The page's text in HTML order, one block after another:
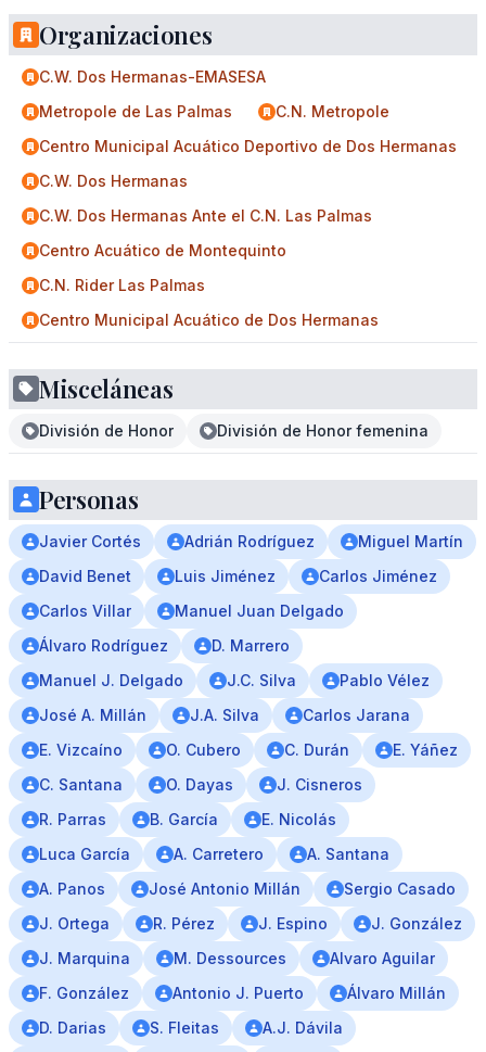
Organizaciones
C.W. Dos Hermanas-EMASESA
Metropole de Las Palmas
C.N. Metropole
Centro Municipal Acuático Deportivo de Dos Hermanas
C.W. Dos Hermanas
C.W. Dos Hermanas Ante el C.N. Las Palmas
Centro Acuático de Montequinto
C.N. Rider Las Palmas
Centro Municipal Acuático de Dos Hermanas
Misceláneas
División de Honor División de Honor femenina
Personas
Javier Cortés Adrián Rodríguez
Miguel Martín
David Benet
Luis Jiménez
Carlos Jiménez
Carlos Villar
Manuel Juan Delgado
Álvaro Rodríguez
D. Marrero
Manuel J. Delgado
J.C. Silva
Pablo Vélez
José A. Millán
J.A. Silva
Carlos Jarana
E. Vizcaíno
O. Cubero C. Durán
E. Yáñez
C. Santana
O. Dayas
J. Cisneros
R. Parras
B. García
E. Nicolás
Luca García
A. Carretero
A. Santana
A. Panos
José Antonio Millán
Sergio Casado
J. Ortega
R. Pérez J. Espino
J. González
J. Marquina
M. Dessources
Alvaro Aguilar
F. González
Antonio J. Puerto
Álvaro Millán
D. Darias
S. Fleitas
A.J. Dávila